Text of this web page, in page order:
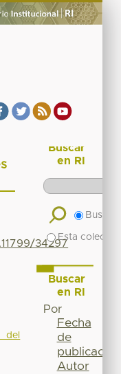
34297
del
Buscar
en RI
Buscar
Esta
Buscar
en RI
Por
Fecha
de
publicación
Autor